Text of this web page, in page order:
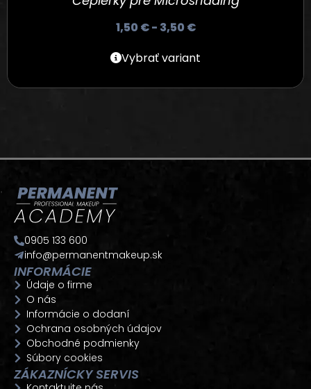
1,50€- 3,50€
Vybrať variant
0905 133 600
info@permanentmakeup.sk
INFORMÁCIE
Údaje o firme
O nás
Informácie o dodaní
Ochrana osobných údajov
Obchodné podmienky
Súbory cookies
ZÁKAZNÍCKY SERVIS